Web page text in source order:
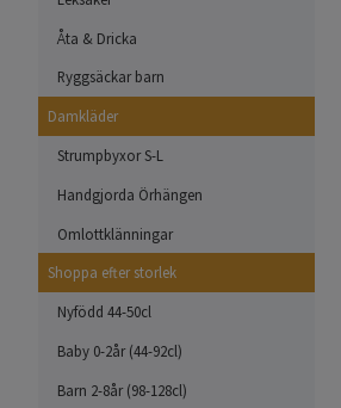
Åta & Dricka
Ryggsäckar barn
Damkläder
Strumpbyxor S-L
Handgjorda Örhängen
Omlottklänningar
Shoppa efter storlek
Nyfödd 44-50cl
Baby 0-2år (44-92cl)
Barn 2-8år (98-128cl)